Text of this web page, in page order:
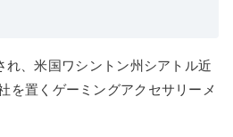
れ、米国ワシントン州シアトル近
を置くゲーミングアクセサリーメ